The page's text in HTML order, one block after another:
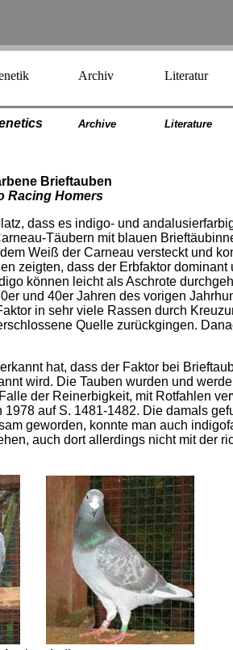
Archiv Literatur
Archive Literature
Brieftauben
Racing Homers
dass es indigo- und
Täubern mit blauen
Weiß der Carneau versteckt und
zeigten, dass der Erbfaktor
können leicht als Aschrote
und 40er Jahren des vorigen
in sehr viele Rassen durch
Quelle zurückgingen.
hat, dass der Faktor bei
wird. Die Tauben wurden und
der Reinerbigkeit, mit Rotfahlen
auf S. 1481-1482. Die damals
geworden, konnte man auch
auch dort allerdings nicht mit der